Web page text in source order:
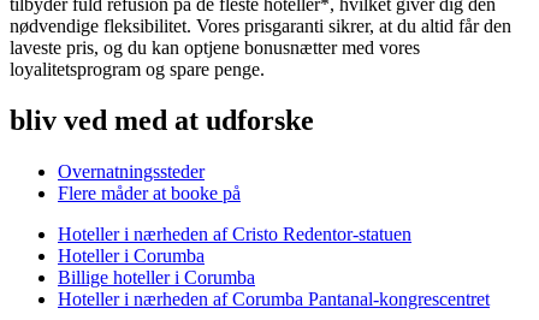
tilbyder fuld refusion på de fleste hoteller*, hvilket giver dig den
nødvendige fleksibilitet. Vores prisgaranti sikrer, at du altid får den
laveste pris, og du kan optjene bonusnætter med vores
loyalitetsprogram og spare penge.
bliv ved med at udforske
Overnatningssteder
Flere måder at booke på
Hoteller i nærheden af Cristo Redentor-statuen
Hoteller i Corumba
Billige hoteller i Corumba
Hoteller i nærheden af Corumba Pantanal-kongrescentret